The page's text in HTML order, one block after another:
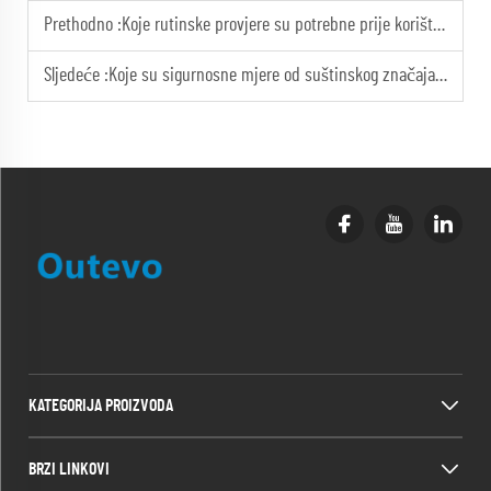
Prethodno :Koje rutinske provjere su potrebne prije korištenja generatora dizel motora?
Sljedeće :Koje su sigurnosne mjere od suštinskog značaja prilikom rada dizel generatorom velike snage?
KATEGORIJA PROIZVODA
BRZI LINKOVI